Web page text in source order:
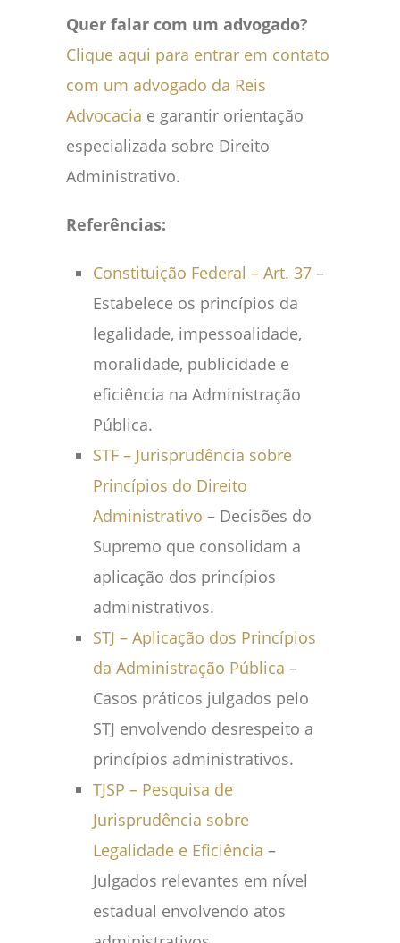
Quer falar com um advogado?
Clique aqui para entrar em contato
com um advogado da Reis
Advocacia e garantir orientação
especializada sobre Direito
Administrativo.
Referências:
Constituição Federal – Art. 37 –
Estabelece os princípios da
legalidade, impessoalidade,
moralidade, publicidade e
eficiência na Administração
Pública.
STF – Jurisprudência sobre
Princípios do Direito
Administrativo – Decisões do
Supremo que consolidam a
aplicação dos princípios
administrativos.
STJ – Aplicação dos Princípios
da Administração Pública –
Casos práticos julgados pelo
STJ envolvendo desrespeito a
princípios administrativos.
TJSP – Pesquisa de
Jurisprudência sobre
Legalidade e Eficiência –
Julgados relevantes em nível
estadual envolvendo atos